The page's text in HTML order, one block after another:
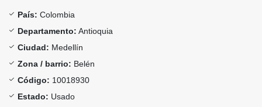
País: Colombia
Departamento: Antioquia
Ciudad: Medellín
Zona / barrio: Belén
Código: 10018930
Estado: Usado